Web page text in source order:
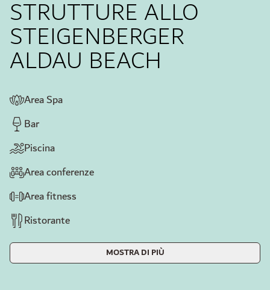
STRUTTURE ALLO
STEIGENBERGER
ALDAU BEACH
Area Spa
Bar
Piscina
Area conferenze
Area fitness
Ristorante
MOSTRA DI PIÙ